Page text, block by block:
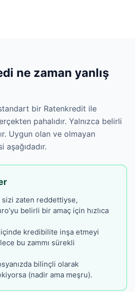
ne zaman yanlış
bir Ratenkredit ile
pahalıdır. Yalnızca belirli
Uygun olan ve olmayan
aşağıdadır.
sizi zaten reddettiyse,
belirli bir amaç için hızlıca
kredibilite inşa etmeyi
bu zammı sürekli
bilinçli olarak
(nadir ama meşru).